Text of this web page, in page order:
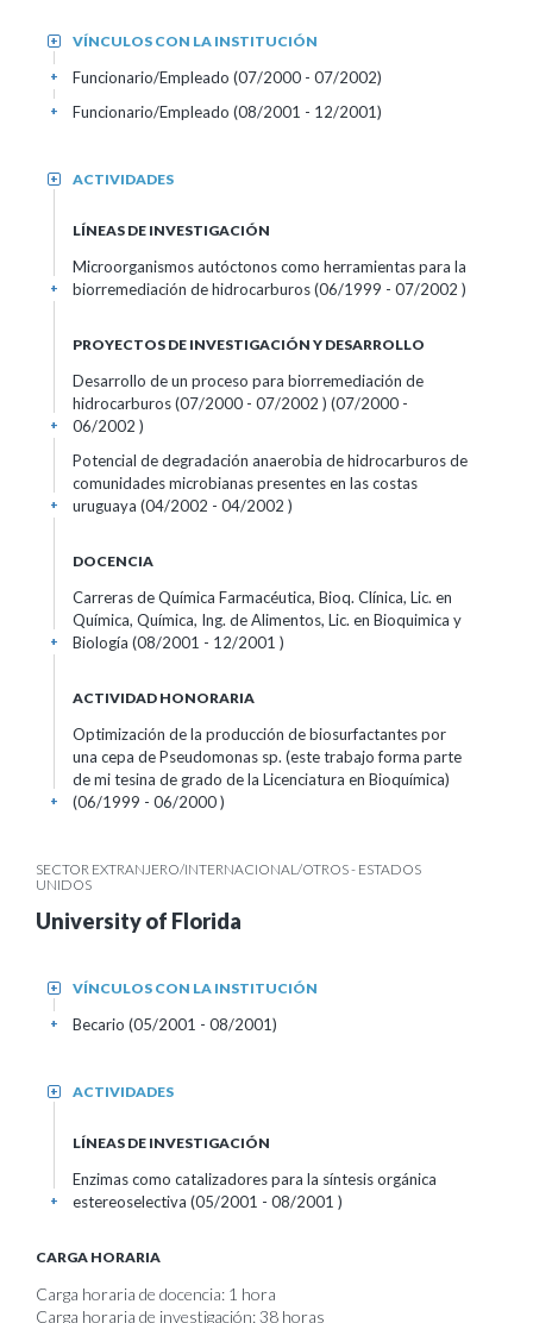
VÍNCULOS CON LA INSTITUCIÓN
+
Funcionario/Empleado (07/2000 - 07/2002)
+
Funcionario/Empleado (08/2001 - 12/2001)
+
ACTIVIDADES
+
LÍNEAS DE INVESTIGACIÓN
Microorganismos autóctonos como herramientas para la
biorremediación de hidrocarburos (06/1999 - 07/2002 )
+
PROYECTOS DE INVESTIGACIÓN Y DESARROLLO
Desarrollo de un proceso para biorremediación de
hidrocarburos (07/2000 - 07/2002 ) (07/2000 -
06/2002 )
+
Potencial de degradación anaerobia de hidrocarburos de
comunidades microbianas presentes en las costas
uruguaya (04/2002 - 04/2002 )
+
DOCENCIA
Carreras de Química Farmacéutica, Bioq. Clínica, Lic. en
Química, Química, Ing. de Alimentos, Lic. en Bioquimica y
Biología (08/2001 - 12/2001 )
+
ACTIVIDAD HONORARIA
Optimización de la producción de biosurfactantes por
una cepa de Pseudomonas sp. (este trabajo forma parte
de mi tesina de grado de la Licenciatura en Bioquímica)
(06/1999 - 06/2000 )
+
SECTOR EXTRANJERO/INTERNACIONAL/OTROS - ESTADOS
UNIDOS
University of Florida
VÍNCULOS CON LA INSTITUCIÓN
+
Becario (05/2001 - 08/2001)
+
ACTIVIDADES
+
LÍNEAS DE INVESTIGACIÓN
Enzimas como catalizadores para la síntesis orgánica
estereoselectiva (05/2001 - 08/2001 )
+
CARGA HORARIA
Carga horaria de docencia: 1 hora
Carga horaria de investigación: 38 horas